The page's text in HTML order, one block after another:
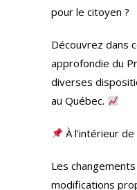
pour le citoyen ?
Découvrez dans
approfondie du
diverses
au Québec.
À l’intérieur
Les
modifications